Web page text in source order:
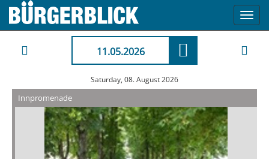
11.05.2026
Saturday, 08. August 2026
Innpromenade